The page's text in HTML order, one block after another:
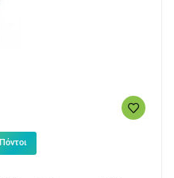
Πόντοι